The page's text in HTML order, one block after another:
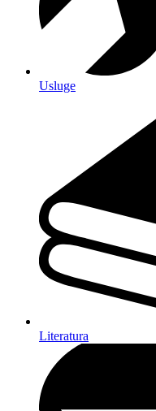
Usluge
Literatura